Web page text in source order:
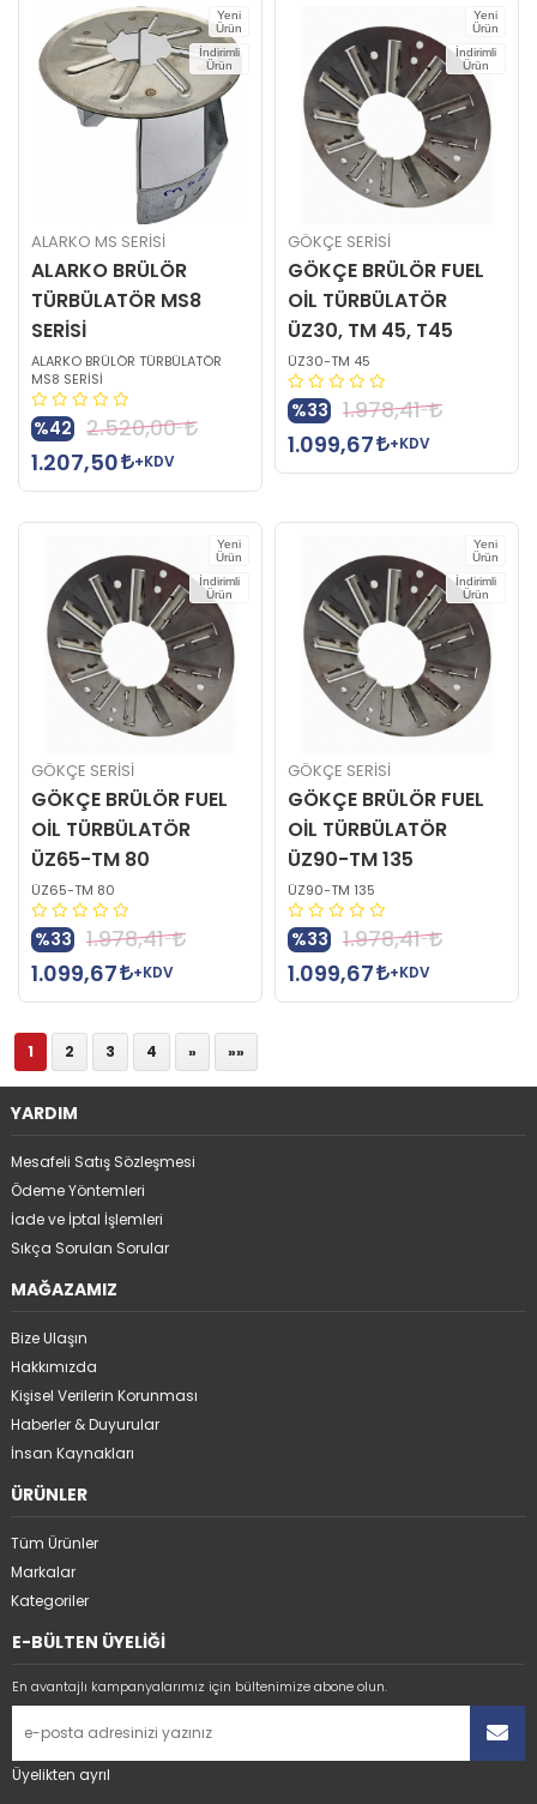
Yeni
Ürün
İndirimli
Ürün
ALARKO MS SERİSİ
ALARKO BRÜLÖR
TÜRBÜLATÖR MS8
SERİSİ
ALARKO BRÜLÖR TÜRBÜLATÖR
MS8 SERİSİ
%42
2.520,00
1.207,50
+KDV
Yeni
Ürün
İndirimli
Ürün
GÖKÇE SERİSİ
GÖKÇE BRÜLÖR FUEL
OİL TÜRBÜLATÖR
ÜZ30, TM 45, T45
ÜZ30-TM 45
%33
1.978,41
1.099,67
+KDV
Yeni
Ürün
İndirimli
Ürün
GÖKÇE SERİSİ
GÖKÇE BRÜLÖR FUEL
OİL TÜRBÜLATÖR
ÜZ65-TM 80
ÜZ65-TM 80
%33
1.978,41
1.099,67
+KDV
Yeni
Ürün
İndirimli
Ürün
GÖKÇE SERİSİ
GÖKÇE BRÜLÖR FUEL
OİL TÜRBÜLATÖR
ÜZ90-TM 135
ÜZ90-TM 135
%33
1.978,41
1.099,67
+KDV
1 2 3 4 » »»
YARDIM
Mesafeli Satış Sözleşmesi
Ödeme Yöntemleri
İade ve İptal İşlemleri
Sıkça Sorulan Sorular
MAĞAZAMIZ
Bize Ulaşın
Hakkımızda
Kişisel Verilerin Korunması
Haberler & Duyurular
İnsan Kaynakları
ÜRÜNLER
Tüm Ürünler
Markalar
Kategoriler
E-BÜLTEN ÜYELİĞİ
En avantajlı kampanyalarımız için bültenimize abone olun.
Üyelikten ayrıl